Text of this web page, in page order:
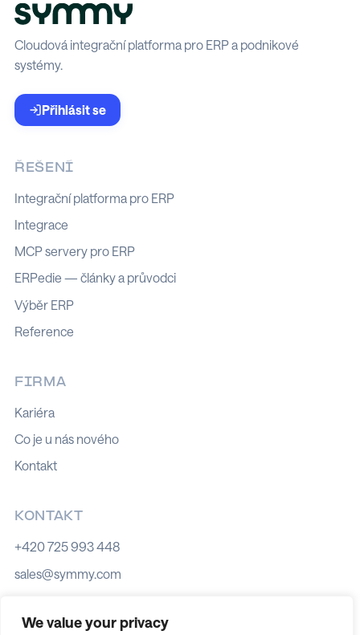
We value your privacy
Cloudová integrační platforma pro ERP a podnikové
systémy.
Přihlásit se
ŘEŠENÍ
Integrační platforma pro ERP
Integrace
MCP servery pro ERP
ERPedie — články a průvodci
Výběr ERP
Reference
FIRMA
Kariéra
Co je u nás nového
Kontakt
KONTAKT
+420 725 993 448
sales@symmy.com